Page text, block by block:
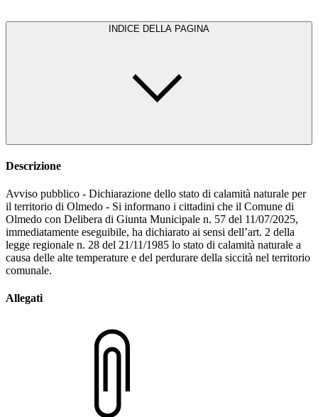
INDICE DELLA PAGINA
Descrizione
Avviso pubblico - Dichiarazione dello stato di calamità naturale per
il territorio di Olmedo - Si informano i cittadini che il Comune di
Olmedo con Delibera di Giunta Municipale n. 57 del 11/07/2025,
immediatamente eseguibile, ha dichiarato ai sensi dell’art. 2 della
legge regionale n. 28 del 21/11/1985 lo stato di calamità naturale a
causa delle alte temperature e del perdurare della siccità nel territorio
comunale.
Allegati